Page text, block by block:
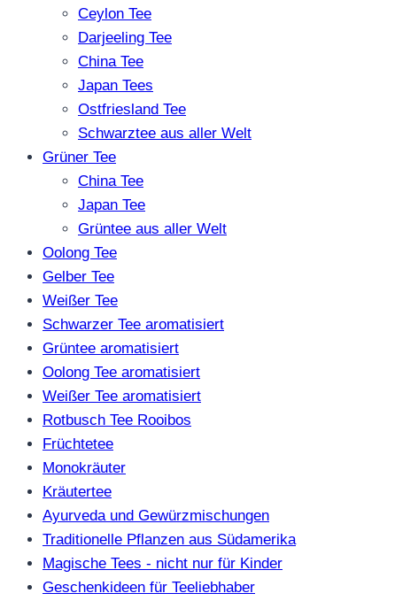
Ceylon Tee
Darjeeling Tee
China Tee
Japan Tees
Ostfriesland Tee
Schwarztee aus aller Welt
Grüner Tee
China Tee
Japan Tee
Grüntee aus aller Welt
Oolong Tee
Gelber Tee
Weißer Tee
Schwarzer Tee aromatisiert
Grüntee aromatisiert
Oolong Tee aromatisiert
Weißer Tee aromatisiert
Rotbusch Tee Rooibos
Früchtetee
Monokräuter
Kräutertee
Ayurveda und Gewürzmischungen
Traditionelle Pflanzen aus Südamerika
Magische Tees - nicht nur für Kinder
Geschenkideen für Teeliebhaber